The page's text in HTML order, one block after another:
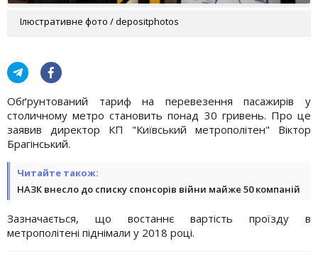
Ілюстративне фото / depositphotos
Обґрунтований тариф на перевезення пасажирів у
столичному метро становить понад 30 гривень. Про це
заявив директор КП "Київський метрополітен" Віктор
Брагінський.
Читайте також:
НАЗК внесло до списку спонсорів війни майже 50 компаній
Зазначається, що востаннє вартість проїзду в
метрополітені піднімали у 2018 році.